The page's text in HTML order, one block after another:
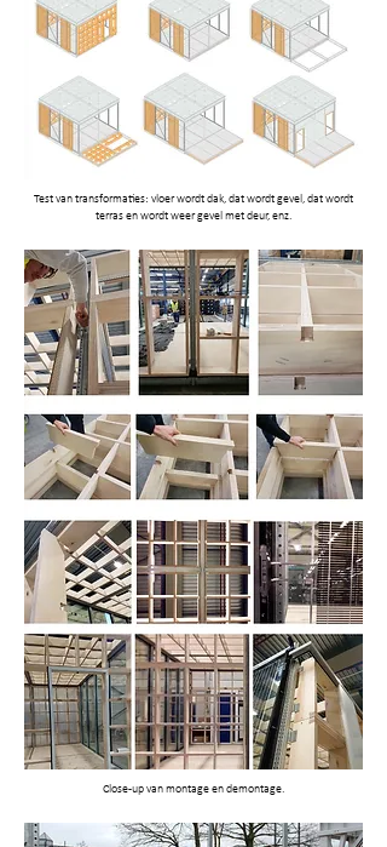
Test van transformaties: vloer wordt dak, dat wordt gevel, dat wordt
terras en wordt weer gevel met deur, enz.
Close-up van montage en demontage.